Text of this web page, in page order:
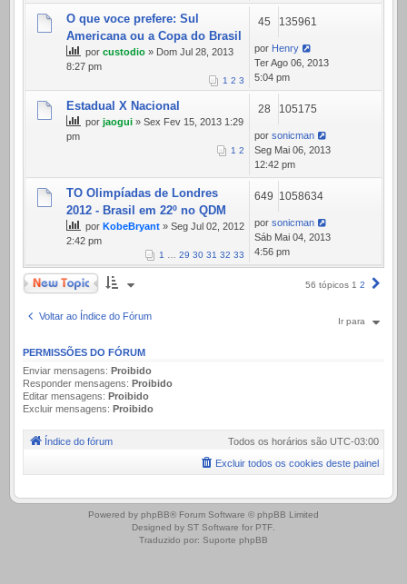
O que voce prefere: Sul
Americana ou a Copa do Brasil
por custodio » Dom Jul 28, 2013
8:27 pm
1 2 3
45 135961
por Henry
Ter Ago 06, 2013
5:04 pm
Estadual X Nacional
por jaogui » Sex Fev 15, 2013 1:29
pm
1 2
28 105175
por sonicman
Seg Mai 06, 2013
12:42 pm
TO Olimpíadas de Londres
2012 - Brasil em 22º no QDM
por KobeBryant » Seg Jul 02, 2012
2:42 pm
1 … 29 30 31 32 33
649 1058634
por sonicman
Sáb Mai 04, 2013
4:56 pm
Novo Tópico
56 tópicos 1 2
Voltar ao Índice do Fórum Ir para
PERMISSÕES DO FÓRUM
Enviar mensagens: Proibido
Responder mensagens: Proibido
Editar mensagens: Proibido
Excluir mensagens: Proibido
Índice do fórum Todos os horários são UTC-03:00
Excluir todos os cookies deste painel
.
Powered by phpBB® Forum Software © phpBB Limited
Designed by ST Software for PTF.
Traduzido por: Suporte phpBB